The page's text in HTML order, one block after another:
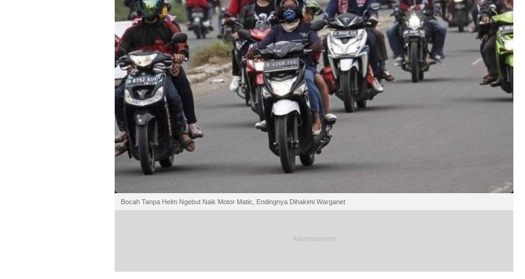
Bocah Tanpa Helm Ngebut Naik Motor Matic, Endingnya Dihakimi Warganet